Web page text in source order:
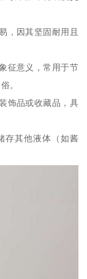
，因其坚固耐用且
征意义，常用于节
。
饰品或收藏品，具
存其他液体（如酱